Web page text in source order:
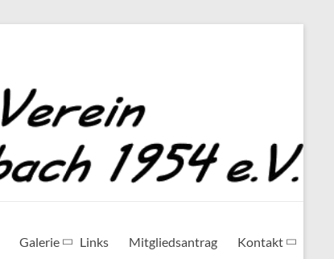
Galerie Links Mitgliedsantrag Kontakt